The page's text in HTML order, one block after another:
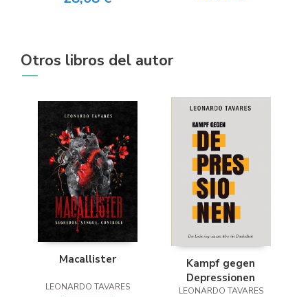
Otros libros del autor
Macallister
LEONARDO TAVARES
Kampf gegen
Depressionen
LEONARDO TAVARES